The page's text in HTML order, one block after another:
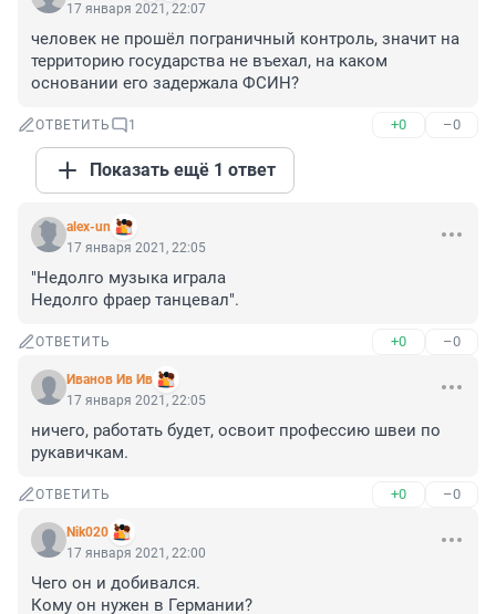
17 января 2021, 22:07
человек не прошёл пограничный контроль, значит на
территорию государства не въехал, на каком
основании его задержала ФСИН?
ОТВЕТИТЬ 1 +0 –0
Показать ещё 1 ответ
alex-un
17 января 2021, 22:05
"Недолго музыка играла
Недолго фраер танцевал".
ОТВЕТИТЬ +0 –0
Иванов Ив Ив
17 января 2021, 22:05
ничего, работать будет, освоит профессию швеи по
рукавичкам.
ОТВЕТИТЬ +0 –0
Nik020
17 января 2021, 22:00
Чего он и добивался.
Кому он нужен в Германии?